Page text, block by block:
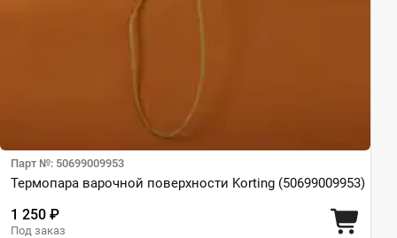
Парт №: 50699009953
Термопара варочной поверхности Korting (50699009953)
1 250 ₽
Под заказ